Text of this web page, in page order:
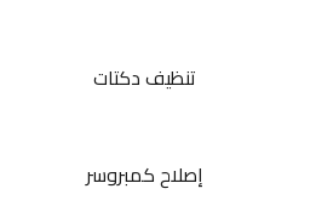
تنظيف دكتات
إصلاح كمبروسر